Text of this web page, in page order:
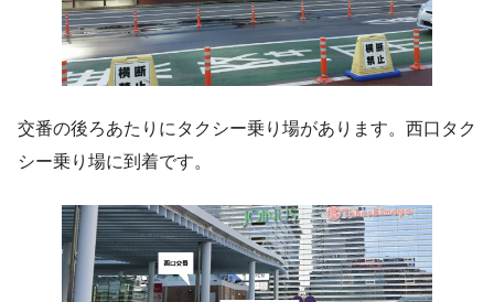
交番の後ろあたりにタクシー乗り場があります。西口タク
シー乗り場に到着です。